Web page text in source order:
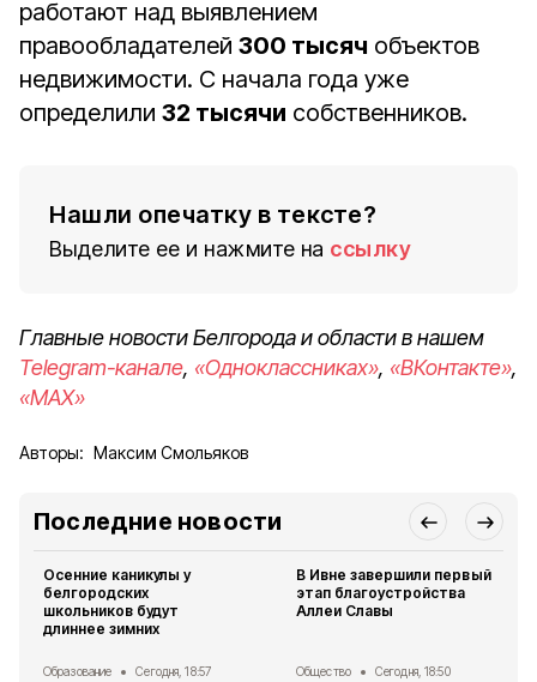
работают над выявлением
правообладателей 300 тысяч объектов
недвижимости. С начала года уже
определили 32 тысячи собственников.
Нашли опечатку в тексте?
Выделите ее и нажмите на ссылку
Главные новости Белгорода и области в нашем
Telegram-канале, «Одноклассниках», «ВКонтакте»,
«MAX»
Авторы: Максим Смольяков
Последние новости
Осенние каникулы у
белгородских
школьников будут
длиннее зимних
Образование Сегодня, 18:57
В Ивне завершили первый
этап благоустройства
Аллеи Славы
Общество Сегодня, 18:50